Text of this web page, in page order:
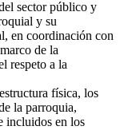
sector público y
y su
en coordinación con
de la
respeto a la
física, los
la parroquia,
incluidos en los